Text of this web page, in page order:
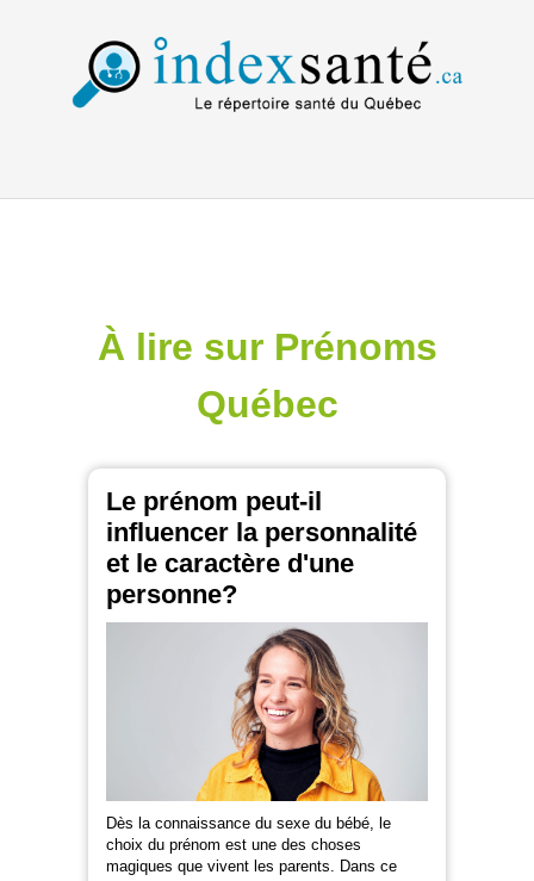
À lire sur Prénoms
Québec
Le prénom peut-il
influencer la personnalité
et le caractère d'une
personne?
Dès la connaissance du sexe du bébé, le
choix du prénom est une des choses
magiques que vivent les parents. Dans ce